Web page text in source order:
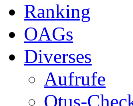
Ranking
OAGs
Diverses
Aufrufe
Otus-